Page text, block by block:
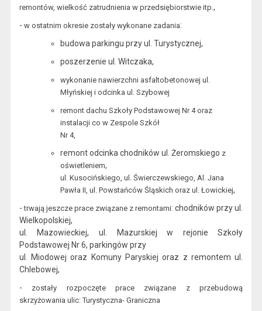
remontów, wielkość zatrudnienia w przedsiębiorstwieitp .,
- wostatnim okresie zostały wykonane zadania:
budowa parkingu przy ul. Turystycznej,
poszerzenie ul. Witczaka,
wykonanie nawierzchni asfaltobetonowej ul.
Młyńskiej i odcinka ul. Szybowej
remont dachu Szkoły Podstawowej Nr 4 oraz
instalacji co w Zespole Szkół
Nr 4,
remont odcinka chodników ul. Żeromskiego z
oświetleniem,
ul. Kusocińskiego, ul. Świerczewskiego, Al. Jana
Pawła II, ul. Powstańców Śląskich oraz ul. Łowickiej,
-trwają jeszcze prace związane z remontami: chodników przy ul.
Wielkopolskiej,
ul. Mazowieckiej, ul. Mazurskiej w rejonie Szkoły
Podstawowej Nr 6, parkingów przy
ul. Miodowej oraz Komuny Paryskiej oraz z remontem ul.
Chlebowej,
- zostały rozpoczęte prace związane z przebudową
skrzyżowania ulic: Turystyczna- Graniczna